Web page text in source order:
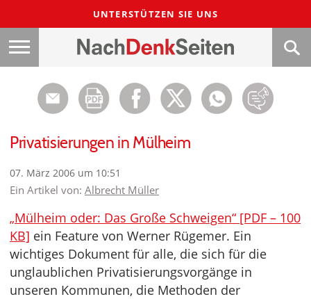
UNTERSTÜTZEN SIE UNS
Privatisierungen in Mülheim
07. März 2006 um 10:51
Ein Artikel von: Albrecht Müller
„Mülheim oder: Das Große Schweigen“ [PDF – 100
KB] ein Feature von Werner Rügemer. Ein
wichtiges Dokument für alle, die sich für die
unglaublichen Privatisierungsvorgänge in
unseren Kommunen, die Methoden der